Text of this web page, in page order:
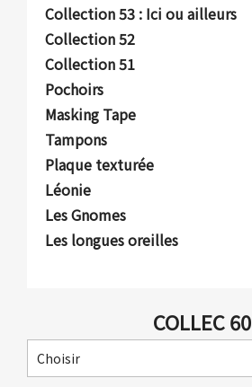
Collection 53 : Ici ou ailleurs
Collection 52
Collection 51
Pochoirs
Masking Tape
Tampons
Plaque texturée
Léonie
Les Gnomes
Les longues oreilles
COLLEC 60
Choisir